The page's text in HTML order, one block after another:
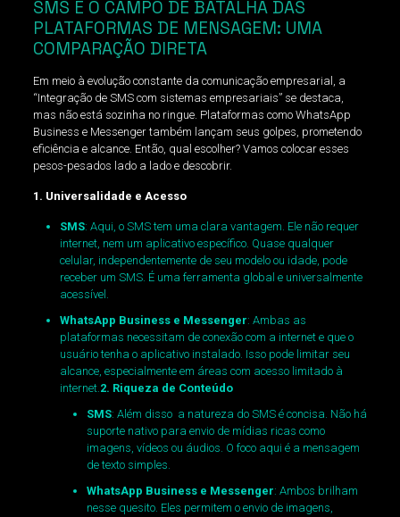
SMS E O CAMPO DE BATALHA DAS
PLATAFORMAS DE MENSAGEM: UMA
COMPARAÇÃO DIRETA
Em meio à evolução constante da comunicação empresarial, a
“Integração de SMS com sistemas empresariais” se destaca,
mas não está sozinha no ringue. Plataformas como WhatsApp
Business e Messenger também lançam seus golpes, prometendo
eficiência e alcance. Então, qual escolher? Vamos colocar esses
pesos-pesados lado a lado e descobrir.
1. Universalidade e Acesso
SMS: Aqui, o SMS tem uma clara vantagem. Ele não requer
internet, nem um aplicativo específico. Quase qualquer
celular, independentemente de seu modelo ou idade, pode
receber um SMS. É uma ferramenta global e universalmente
acessível.
WhatsApp Business e Messenger: Ambas as
plataformas necessitam de conexão com a internet e que o
usuário tenha o aplicativo instalado. Isso pode limitar seu
alcance, especialmente em áreas com acesso limitado à
internet.2. Riqueza de Conteúdo
SMS: Além disso a natureza do SMS é concisa. Não há
suporte nativo para envio de mídias ricas como
imagens, vídeos ou áudios. O foco aqui é a mensagem
de texto simples.
WhatsApp Business e Messenger: Ambos brilham
nesse quesito. Eles permitem o envio de imagens,